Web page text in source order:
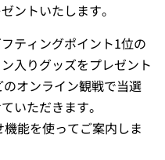
ントいたします。
ティングポイント1位の
入りグッズをプレゼント
オンライン観戦で当選
いただきます。
能を使ってご案内しま